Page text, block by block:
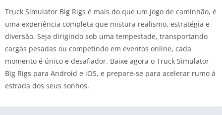
Truck Simulator Big Rigs é mais do que um jogo de caminhão, é
uma experiência completa que mistura realismo, estratégia e
diversão. Seja dirigindo sob uma tempestade, transportando
cargas pesadas ou competindo em eventos online, cada
momento é único e desafiador. Baixe agora o Truck Simulator
Big Rigs para Android e iOS, e prepare-se para acelerar rumo à
estrada dos seus sonhos.